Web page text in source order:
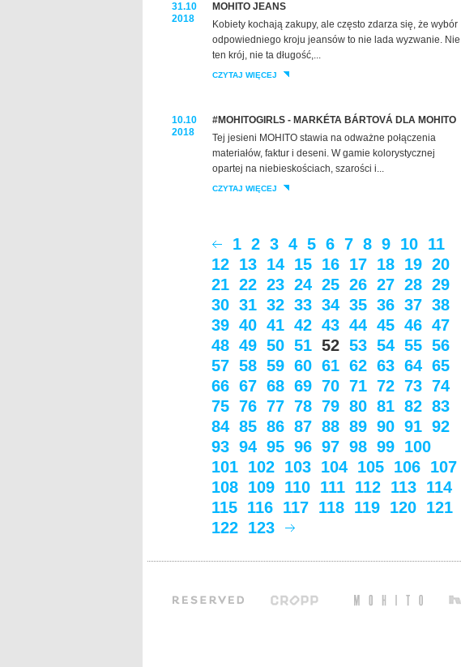
31.10
2018
MOHITO JEANS
Kobiety kochają zakupy, ale często zdarza się, że wybór
odpowiedniego kroju jeansów to nie lada wyzwanie. Nie
ten krój, nie ta długość,...
CZYTAJ WIĘCEJ
10.10
2018
#MOHITOGIRLS - MARKÉTA BÁRTOVÁ DLA MOHITO
Tej jesieni MOHITO stawia na odważne połączenia
materiałów, faktur i deseni. W gamie kolorystycznej
opartej na niebieskościach, szarości i...
CZYTAJ WIĘCEJ
1 2 3 4 5 6 7 8 9 10
11
12
13 14 15 16 17 18 19 20
21 22 23 24 25 26 27 28 29
30 31 32 33 34 35 36 37 38
39 40 41 42 43 44 45 46 47
48 49 50 51 52 53 54 55 56
57 58 59 60 61 62 63 64 65
66 67 68 69 70 71 72 73 74
75 76 77 78 79 80 81 82 83
84 85 86 87 88 89 90 91 92
93 94 95 96 97 98 99
100
101
102 103 104 105 106
107
108
109 110 111 112 113
114
115
116 117 118 119 120
121
122
123